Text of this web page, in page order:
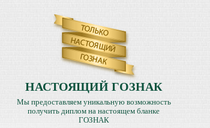
НАСТОЯЩИЙ ГОЗНАК
Мы предоставляем уникальную возможность
получить диплом на настоящем бланке
ГОЗНАК